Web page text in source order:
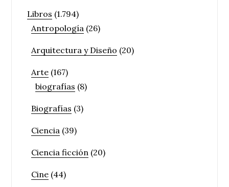
Libros (1.794)
Antropología (26)
Arquitectura y Diseño (20)
Arte (167)
biografías (8)
Biografías (3)
Ciencia (39)
Ciencia ficción (20)
Cine (44)